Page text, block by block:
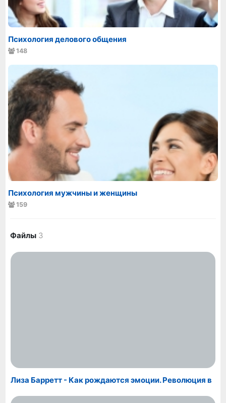
Психология делового общения
148
Психология мужчины и женщины
159
Файлы 3
Лиза Барретт - Как рождаются эмоции. Революция в